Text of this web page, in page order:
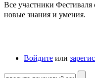
Все участники Фестиваля
новые знания и умения.
Войдите или